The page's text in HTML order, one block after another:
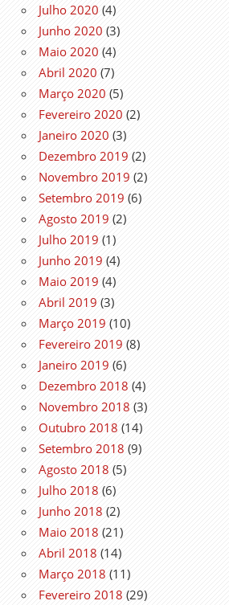
Julho 2020 (4)
Junho 2020 (3)
Maio 2020 (4)
Abril 2020 (7)
Março 2020 (5)
Fevereiro 2020 (2)
Janeiro 2020 (3)
Dezembro 2019 (2)
Novembro 2019 (2)
Setembro 2019 (6)
Agosto 2019 (2)
Julho 2019 (1)
Junho 2019 (4)
Maio 2019 (4)
Abril 2019 (3)
Março 2019 (10)
Fevereiro 2019 (8)
Janeiro 2019 (6)
Dezembro 2018 (4)
Novembro 2018 (3)
Outubro 2018 (14)
Setembro 2018 (9)
Agosto 2018 (5)
Julho 2018 (6)
Junho 2018 (2)
Maio 2018 (21)
Abril 2018 (14)
Março 2018 (11)
Fevereiro 2018 (29)